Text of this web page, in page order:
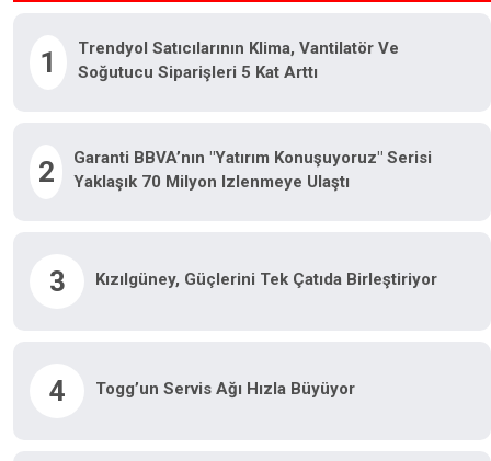
1
Trendyol Satıcılarının Klima, Vantilatör Ve
Soğutucu Siparişleri 5 Kat Arttı
2
Garanti BBVA’nın "Yatırım Konuşuyoruz" Serisi
Yaklaşık 70 Milyon Izlenmeye Ulaştı
3 Kızılgüney, Güçlerini Tek Çatıda Birleştiriyor
4 Togg’un Servis Ağı Hızla Büyüyor